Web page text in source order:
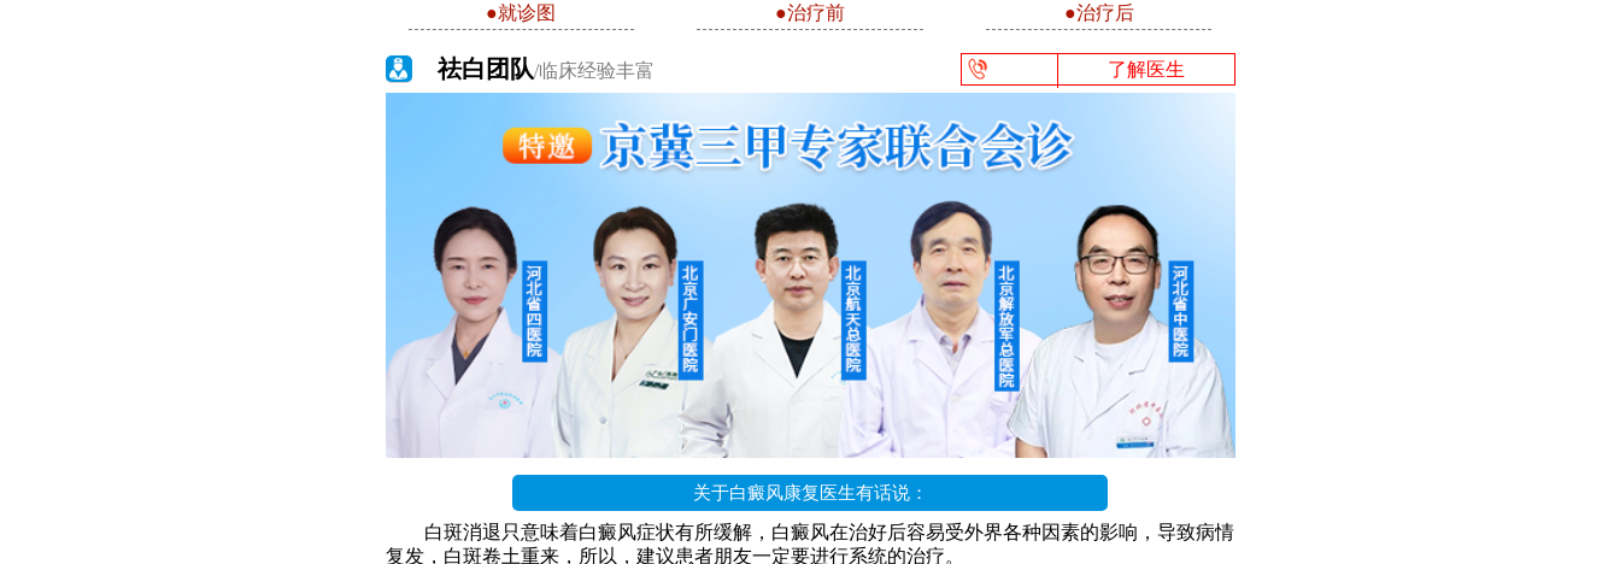
●就诊图 ●治疗前 ●治疗后
祛白团队/临床经验丰富 了解医生
关于白癜风康复医生有话说：
白斑消退只意味着白癜风症状有所缓解，白癜风在治好后容易受外界各种因素的影响，导致病情
复发，白斑卷土重来，所以，建议患者朋友一定要进行系统的治疗。